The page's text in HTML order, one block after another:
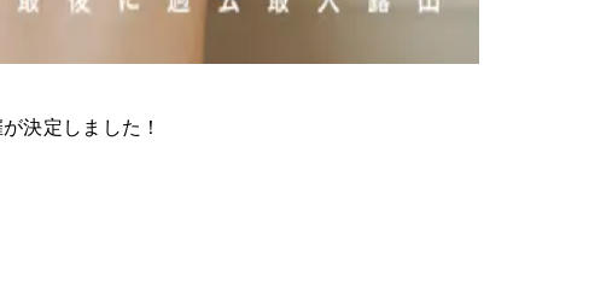
決定しました！